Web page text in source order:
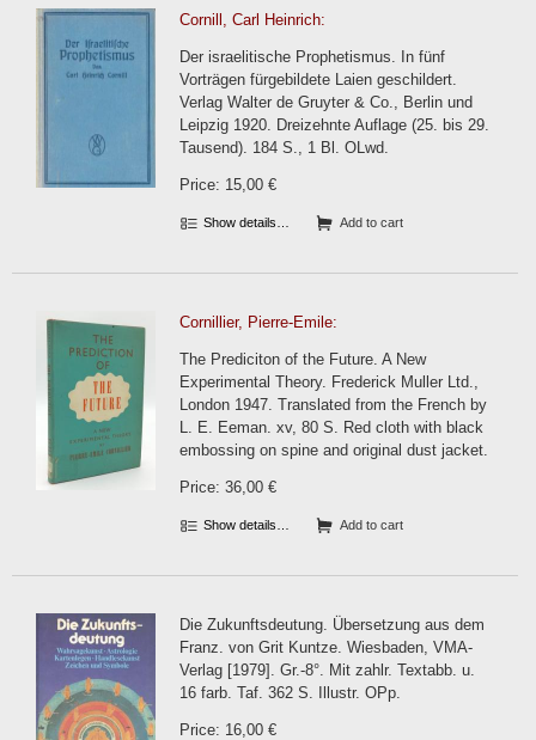
Cornill, Carl Heinrich:
Der israelitische Prophetismus. In fünf
Vorträgen fürgebildete Laien geschildert.
Verlag Walter de Gruyter & Co., Berlin und
Leipzig 1920. Dreizehnte Auflage (25. bis 29.
Tausend). 184 S., 1 Bl. OLwd.
Price: 15,00 €
Show details… Add to cart
Cornillier, Pierre-Emile:
The Prediciton of the Future. A New
Experimental Theory. Frederick Muller Ltd.,
London 1947. Translated from the French by
L. E. Eeman. xv, 80 S. Red cloth with black
embossing on spine and original dust jacket.
Price: 36,00 €
Show details… Add to cart
Die Zukunftsdeutung. Übersetzung aus dem
Franz. von Grit Kuntze. Wiesbaden, VMA-
Verlag [1979]. Gr.-8°. Mit zahlr. Textabb. u.
16 farb. Taf. 362 S. Illustr. OPp.
Price: 16,00 €